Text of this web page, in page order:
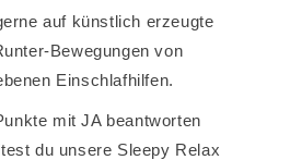
auf künstlich erzeugte
Bewegungen von
Einschlafhilfen.
mit JA beantworten
du unsere Sleepy Relax